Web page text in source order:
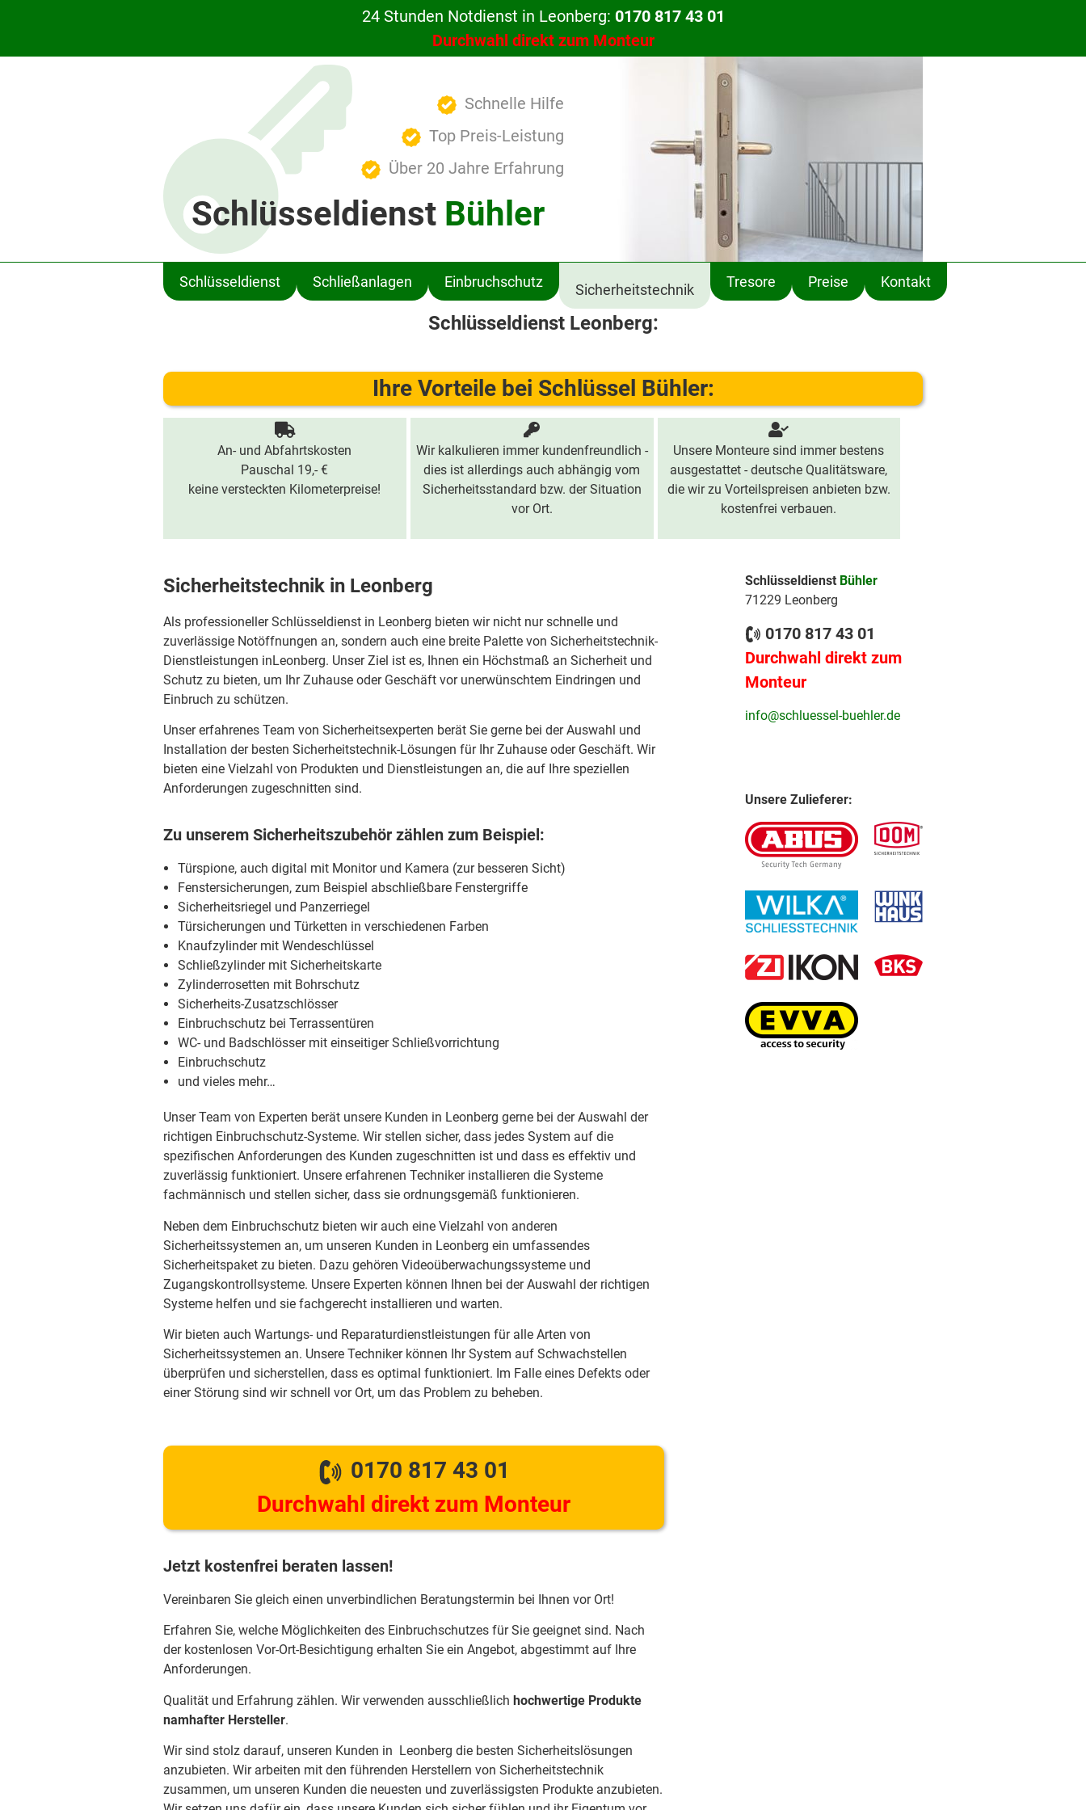
24 Stunden Notdienst in Leonberg: 0170 817 43 01
Durchwahl direkt zum Monteur
Schnelle Hilfe
Top Preis-Leistung
Über 20 Jahre Erfahrung
Schlüsseldienst Bühler
Schlüsseldienst Schließanlagen Einbruchschutz Sicherheitstechnik Tresore Preise Kontakt
Schlüsseldienst Leonberg:
Ihre Vorteile bei Schlüssel Bühler:
An- und Abfahrtskosten
Pauschal 19,- €
keine versteckten Kilometerpreise!
Wir kalkulieren immer kundenfreundlich -
dies ist allerdings auch abhängig vom
Sicherheitsstandard bzw. der Situation
vor Ort.
Unsere Monteure sind immer bestens
ausgestattet - deutsche Qualitätsware,
die wir zu Vorteilspreisen anbieten bzw.
kostenfrei verbauen.
Sicherheitstechnik in Leonberg
Als professioneller Schlüsseldienst in Leonberg bieten wir nicht nur schnelle und
zuverlässige Notöffnungen an, sondern auch eine breite Palette von Sicherheitstechnik-
Dienstleistungen inLeonberg. Unser Ziel ist es, Ihnen ein Höchstmaß an Sicherheit und
Schutz zu bieten, um Ihr Zuhause oder Geschäft vor unerwünschtem Eindringen und
Einbruch zu schützen.
Unser erfahrenes Team von Sicherheitsexperten berät Sie gerne bei der Auswahl und
Installation der besten Sicherheitstechnik-Lösungen für Ihr Zuhause oder Geschäft. Wir
bieten eine Vielzahl von Produkten und Dienstleistungen an, die auf Ihre speziellen
Anforderungen zugeschnitten sind.
Zu unserem Sicherheitszubehör zählen zum Beispiel:
Türspione, auch digital mit Monitor und Kamera (zur besseren Sicht)
Fenstersicherungen, zum Beispiel abschließbare Fenstergriffe
Sicherheitsriegel und Panzerriegel
Türsicherungen und Türketten in verschiedenen Farben
Knaufzylinder mit Wendeschlüssel
Schließzylinder mit Sicherheitskarte
Zylinderrosetten mit Bohrschutz
Sicherheits-Zusatzschlösser
Einbruchschutz bei Terrassentüren
WC- und Badschlösser mit einseitiger Schließvorrichtung
Einbruchschutz
und vieles mehr…
Unser Team von Experten berät unsere Kunden in Leonberg gerne bei der Auswahl der
richtigen Einbruchschutz-Systeme. Wir stellen sicher, dass jedes System auf die
spezifischen Anforderungen des Kunden zugeschnitten ist und dass es effektiv und
zuverlässig funktioniert. Unsere erfahrenen Techniker installieren die Systeme
fachmännisch und stellen sicher, dass sie ordnungsgemäß funktionieren.
Neben dem Einbruchschutz bieten wir auch eine Vielzahl von anderen
Sicherheitssystemen an, um unseren Kunden in Leonberg ein umfassendes
Sicherheitspaket zu bieten. Dazu gehören Videoüberwachungssysteme und
Zugangskontrollsysteme. Unsere Experten können Ihnen bei der Auswahl der richtigen
Systeme helfen und sie fachgerecht installieren und warten.
Wir bieten auch Wartungs- und Reparaturdienstleistungen für alle Arten von
Sicherheitssystemen an. Unsere Techniker können Ihr System auf Schwachstellen
überprüfen und sicherstellen, dass es optimal funktioniert. Im Falle eines Defekts oder
einer Störung sind wir schnell vor Ort, um das Problem zu beheben.
0170 817 43 01
Durchwahl direkt zum Monteur
Jetzt kostenfrei beraten lassen!
Vereinbaren Sie gleich einen unverbindlichen Beratungstermin bei Ihnen vor Ort!
Erfahren Sie, welche Möglichkeiten des Einbruchschutzes für Sie geeignet sind. Nach
der kostenlosen Vor-Ort-Besichtigung erhalten Sie ein Angebot, abgestimmt auf Ihre
Anforderungen.
Qualität und Erfahrung zählen. Wir verwenden ausschließlich hochwertige Produkte
namhafter Hersteller.
Wir sind stolz darauf, unseren Kunden in Leonberg die besten Sicherheitslösungen
anzubieten. Wir arbeiten mit den führenden Herstellern von Sicherheitstechnik
zusammen, um unseren Kunden die neuesten und zuverlässigsten Produkte anzubieten.
Schlüsseldienst Bühler
71229 Leonberg
0170 817 43 01
Durchwahl direkt zum
Monteur
info@schluessel-buehler.de
Unsere Zulieferer: